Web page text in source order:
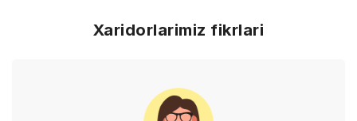
Xaridorlarimiz fikrlari